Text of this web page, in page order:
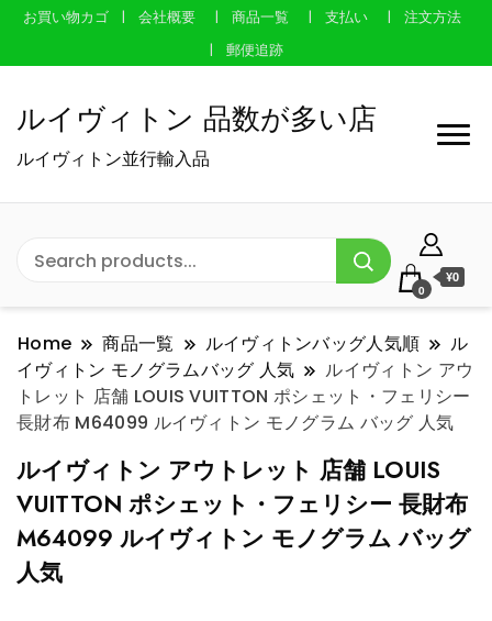
お買い物カゴ 会社概要 商品一覧 支払い
注文方法
郵便追跡
ルイヴィトン 品数が多い店
ルイヴィトン並行輸入品
0
¥0
Home 商品一覧 ルイヴィトンバッグ人気順
ル
イヴィトン モノグラムバッグ 人気
ルイヴィトン アウ
トレット 店舗 LOUIS VUITTON ポシェット・フェリシー
長財布 M64099 ルイヴィトン モノグラム バッグ 人気
ルイヴィトン アウトレット 店舗 LOUIS
VUITTON ポシェット・フェリシー 長財布
M64099 ルイヴィトン モノグラム バッグ
人気